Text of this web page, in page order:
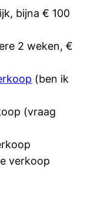
bijna € 100
2 weken, €
(ben ik
(vraag
verkoop